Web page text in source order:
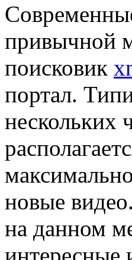
привычной
поисковик
портал.
нескольких
новые
на данном
интересные